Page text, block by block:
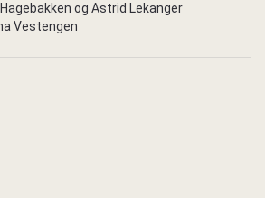
og Astrid Lekanger
Vestengen